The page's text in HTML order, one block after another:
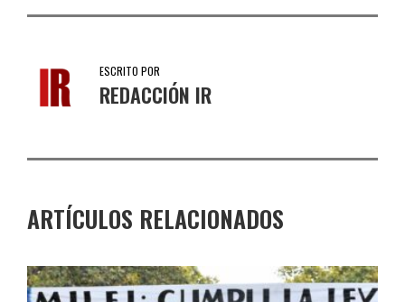
ESCRITO POR
REDACCIÓN IR
ARTÍCULOS RELACIONADOS